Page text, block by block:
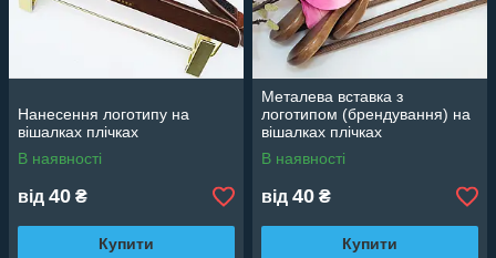
Нанесення логотипу на
вішалках плічках
В наявності
від 40 ₴
Купити
Металева вставка з
логотипом (брендування) на
вішалках плічках
В наявності
від 40 ₴
Купити